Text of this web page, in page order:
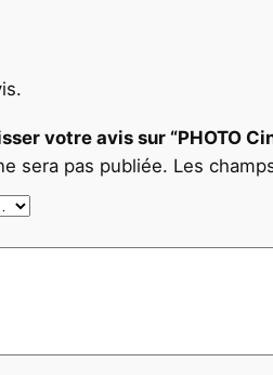
votre avis sur “PHOTO
sera pas publiée. Les